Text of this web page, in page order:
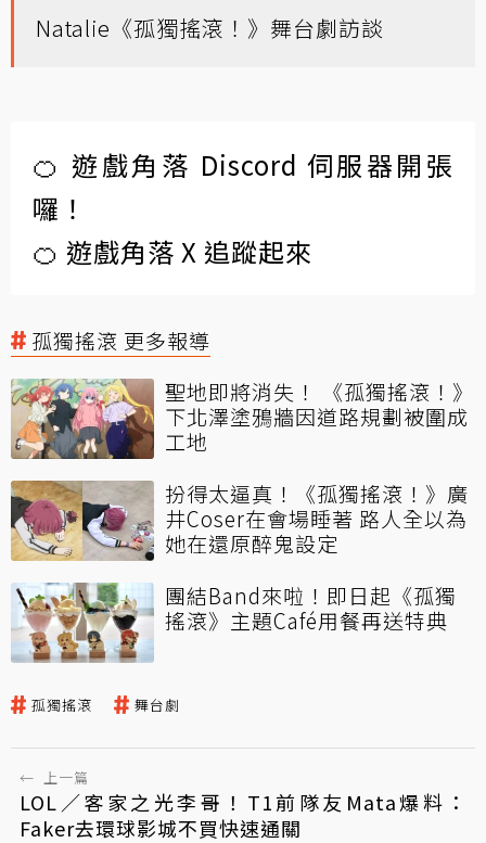
Natalie《孤獨搖滾！》舞台劇訪談
🍊 遊戲角落 Discord 伺服器開張
囉！
🍊 遊戲角落 X 追蹤起來
孤獨搖滾 更多報導
聖地即將消失！ 《孤獨搖滾！》
下北澤塗鴉牆因道路規劃被圍成
工地
扮得太逼真！《孤獨搖滾！》廣
井Coser在會場睡著 路人全以為
她在還原醉鬼設定
團結Band來啦！即日起《孤獨
搖滾》主題Café用餐再送特典
孤獨搖滾 舞台劇
← 上一篇
LOL／客家之光李哥！T1前隊友Mata爆料：
Faker去環球影城不買快速通關